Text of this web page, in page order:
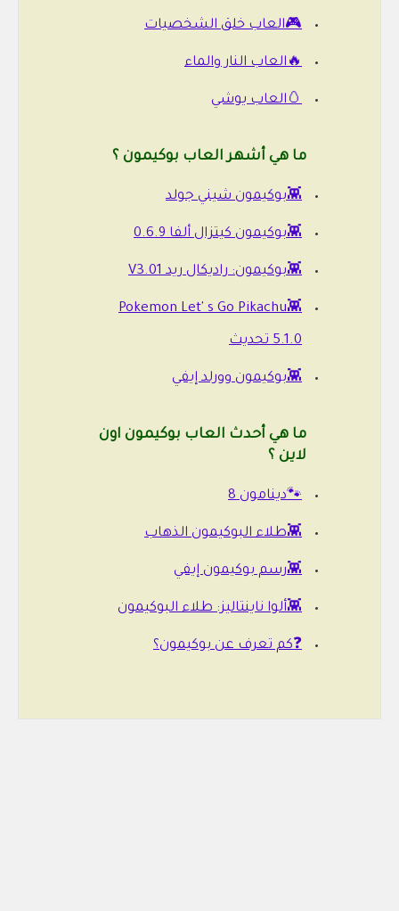
🎮العاب خلق الشخصيات
🔥العاب النار والماء
🥚العاب يوشي
ما هي أشهر العاب بوكيمون ؟
👾بوكيمون شيني جولد
👾بوكيمون كيتزال ألفا 0.6.9
👾بوكيمون: راديكال ريد V3.01
👾Pokemon Let' s Go Pikachu
5.1.0 تحديث
👾بوكيمون وورلد إيفي
ما هي أحدث العاب بوكيمون اون
لاين ؟
🐾دينامون 8
👾طلاء البوكيمون الذهاب
👾رسم بوكيمون إيفي
👾ألوا ناينتاليز: طلاء البوكيمون
❓كم تعرف عن بوكيمون؟